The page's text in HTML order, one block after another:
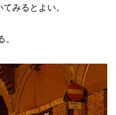
みるとよい。